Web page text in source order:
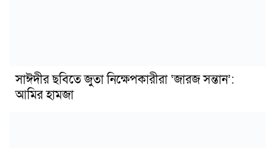
সাঈদীর ছবিতে জুতা নিক্ষেপকারীরা ‘জারজ সন্তান’:
আমির হামজা